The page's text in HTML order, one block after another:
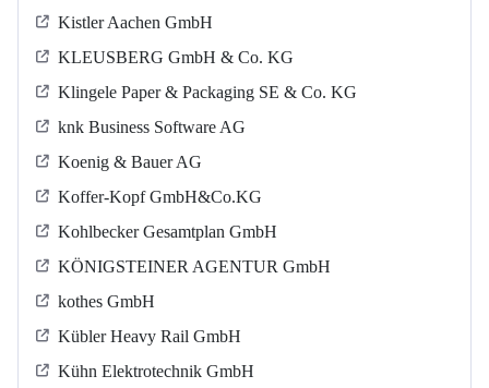
Kistler Aachen GmbH
KLEUSBERG GmbH & Co. KG
Klingele Paper & Packaging SE & Co. KG
knk Business Software AG
Koenig & Bauer AG
Koffer-Kopf GmbH&Co.KG
Kohlbecker Gesamtplan GmbH
KÖNIGSTEINER AGENTUR GmbH
kothes GmbH
Kübler Heavy Rail GmbH
Kühn Elektrotechnik GmbH